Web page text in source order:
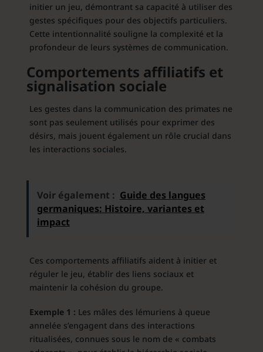
initier un jeu, démontrant sa capacité à utiliser des
gestes spécifiques pour des objectifs particuliers.
Cette intentionnalité souligne la complexité et la
profondeur de leurs systèmes de communication.
Comportements affiliatifs et
signalisation sociale
Les gestes dans la communication des primates ne
sont pas seulement utilisés pour exprimer des
désirs, mais jouent également un rôle crucial dans
les interactions sociales.
Voir également : Guide des langues
germaniques: Histoire, variantes et
impact
Ces comportements affiliatifs aident à initier et
réguler le jeu, établir des liens sociaux et
maintenir la cohésion du groupe.
Exemple 1 : Les mâles des lémuriens à queue
annelée s’engagent dans des interactions
ritualisées, connues sous le nom de « combats